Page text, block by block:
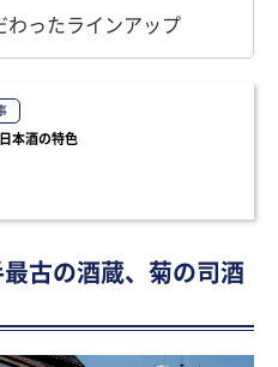
わったラインアップ
本酒の特色
最古の酒蔵、菊の司酒